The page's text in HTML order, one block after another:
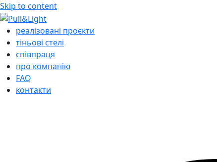
Skip to content
реалізовані проєкти
тіньові стелі
cпівпраця
про компанію
FAQ
контакти